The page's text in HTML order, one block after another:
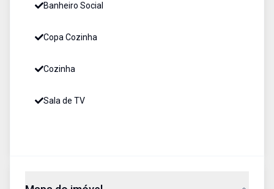
Banheiro Social
Copa Cozinha
Cozinha
Sala de TV